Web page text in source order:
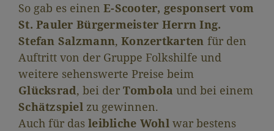
So gab es einen E-Scooter, gesponsert vom
St. Pauler Bürgermeister Herrn Ing.
Stefan Salzmann,Konzertkarten für den
Auftritt von der Gruppe Folkshilfe und
weitere sehenswerte Preise beim
Glücksrad, bei derTombola und bei einem
Schätzspielzu gewinnen.
Auch für das leibliche Wohlwar bestens